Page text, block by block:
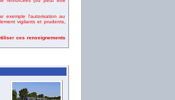
exemple l'autorisation au
vigilants et prudents,
ces renseignements